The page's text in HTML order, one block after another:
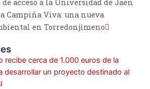
de acceso a la Universidad de Jaén
Campiña Viva: una nueva
en Torredonjimeno
recibe cerca de 1.000 euros de la
desarrollar un proyecto destinado al